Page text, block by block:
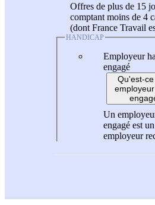
Offres de plus de 15
comptant moins de 4
(dont France Travail
HANDICAP
Employeur
engagé
Qu'est-
Un
engagé est un
employeur